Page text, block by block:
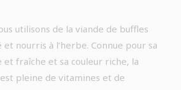
utilisons de la viande de buffles
nourris à l’herbe. Connue pour sa
et fraîche et sa couleur riche, la
pleine de vitamines et de